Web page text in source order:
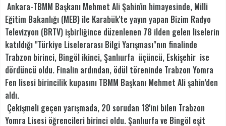
Ankara-TBMM Başkanı Mehmet Ali Şahin'in himayesinde, Milli
Eğitim Bakanlığı (MEB) ile Karabük'te yayın yapan Bizim Radyo
Televizyon (BRTV) işbirliğince düzenlenen 78 ilden gelen liselerin
katıldığı "Türkiye Liselerarası Bilgi Yarışması"nın finalinde
Trabzon birinci, Bingöl ikinci, Şanlıurfa üçüncü, Eskişehir ise
dördüncü oldu. Finalin ardından, ödül töreninde Trabzon Yomra
Fen lisesi birincilik kupasını TBMM Başkanı Mehmet Ali şahin’den
aldı.
Çekişmeli geçen yarışmada, 20 sorudan 18'ini bilen Trabzon
Yomra Lisesi öğrencileri birinci oldu. Şanlıurfa ve Bingöl eşit